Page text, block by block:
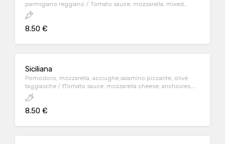
parmigiano reggiano / Tomato sauce, mozzarella, mixed
mushrooms, porcini mushrooms, parsley, parmesan cheese
8.50 €
Siciliana
Pomodoro, mozzarella, acciughe,salamino piccante, olive
taggiasche / tTomato sauce, mozzarella cheese, anchovies,
spicy salami, Taggiasca olives
8.50 €